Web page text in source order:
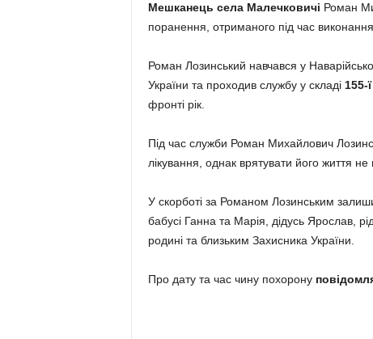
Мешканець села Малечковичі Роман
поранення, отриманого під час виконання
Роман Лозинський навчався у
України та проходив службу у складі 155-
фронті рік.
Під час служби Роман Михайлович
лікування, однак врятувати його життя не
У скорботі за Романом Лозинським
бабусі Ганна та Марія, дідусь Ярослав,
родині та близьким Захисника України.
Про дату та час чину похорону